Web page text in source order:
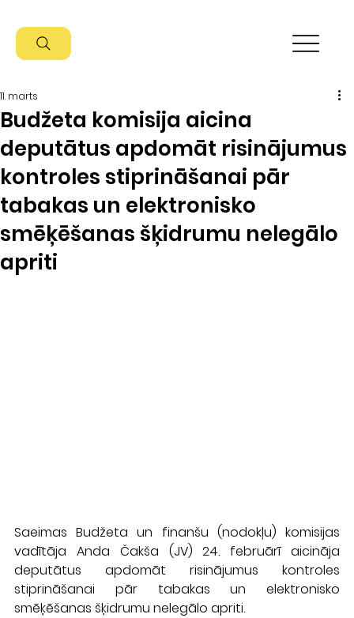
Budžeta komisija aicina
deputātus apdomāt risinājumus
kontroles stiprināšanai pār
tabakas un elektronisko
smēķēšanas šķidrumu nelegālo
apriti
11. marts
Saeimas Budžeta un finanšu (nodokļu) komisijas
vadītāja Anda Čakša (JV) 24. februārī aicināja
deputātus apdomāt risinājumus kontroles
stiprināšanai pār tabakas un elektronisko
smēķēšanas šķidrumu nelegālo apriti.